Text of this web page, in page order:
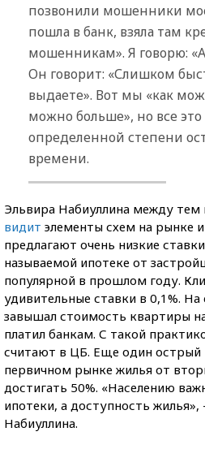
позвонили мошенники
пошла в банк, взяла там
мошенникам». Я говорю:
Он говорит: «Слишком
выдаете». Вот мы «как
можно больше», но все
определенной степени
времени.
Эльвира Набиуллина между тем
видит элементы схем на рынке
предлагают очень низкие
называемой ипотеке от
популярной в прошлом году.
удивительные ставки в 0,1%.
завышал стоимость квартиры
платил банкам. С такой
считают в ЦБ. Еще один
первичном рынке жилья от
достигать 50%. «Населению
ипотеки, а доступность
Набиуллина.